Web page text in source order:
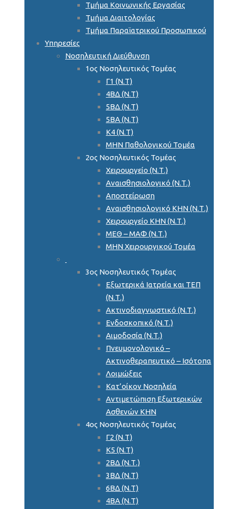
Τμήμα Κοινωνικής Εργασίας
Τμήμα Διαιτολογίας
Τμήμα Παραϊατρικού Προσωπικού
Υπηρεσίες
Νοσηλευτική Διεύθυνση
1ος Νοσηλευτικός Τομέας
Γ1 (Ν.Τ)
4ΒΔ (Ν.Τ)
5ΒΔ (Ν.Τ)
5ΒΑ (Ν.Τ)
Κ4 (Ν.Τ)
ΜΗΝ Παθολογικού Τομέα
2ος Νοσηλευτικός Τομέας
Χειρουργείο (Ν.Τ.)
Αναισθησιολογικό (Ν.Τ.)
Αποστείρωση
Αναισθησιολογικό ΚΗΝ (Ν.Τ.)
Χειρουργείο ΚΗΝ (Ν.Τ.)
ΜΕΘ – ΜΑΦ (Ν.Τ.)
ΜΗΝ Χειρουργικού Τομέα
3ος Νοσηλευτικός Τομέας
Εξωτερικά Ιατρεία και ΤΕΠ
(Ν.Τ.)
Ακτινοδιαγνωστικό (Ν.Τ.)
Ενδοσκοπικό (Ν.Τ.)
Αιμοδοσία (Ν.Τ.)
Πνευμονολογικό –
Ακτινοθεραπευτικό – Ισότοπα
Λοιμώξεις
Κατ’οίκον Νοσηλεία
Αντιμετώπιση Εξωτερικών
Ασθενών ΚΗΝ
4ος Νοσηλευτικός Τομέας
Γ2 (Ν.Τ)
Κ5 (Ν.Τ)
2ΒΔ (Ν.Τ.)
3ΒΔ (Ν.Τ)
6ΒΔ (Ν.Τ)
4ΒΑ (Ν.Τ)